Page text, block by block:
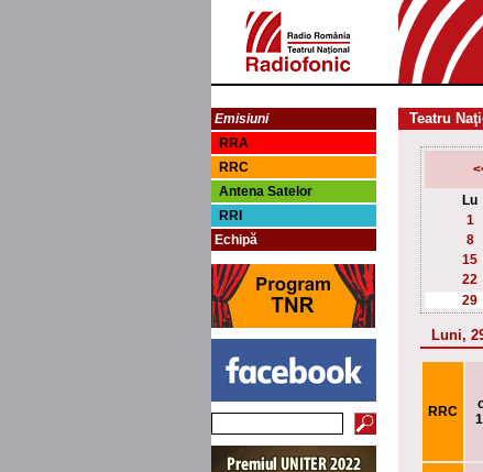
Emisiuni
RRA
RRC
Antena Satelor
RRI
Echipă
Teatru
Lu
1
8
15
22
29
Luni,
RRC